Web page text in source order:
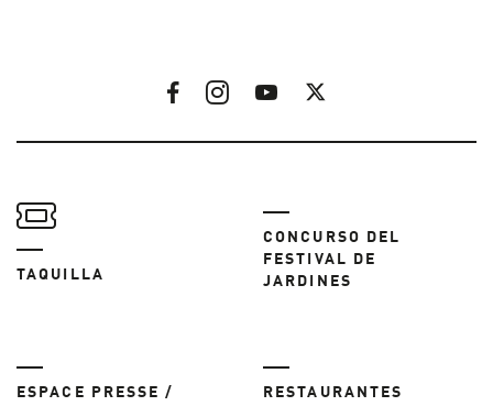
TAQUILLA
CONCURSO DEL
FESTIVAL DE
JARDINES
ESPACE PRESSE /
RESTAURANTES